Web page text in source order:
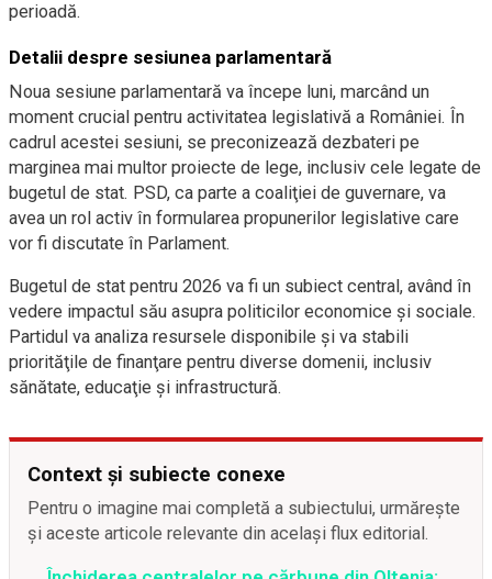
perioadă.
Detalii despre sesiunea parlamentară
Noua sesiune parlamentară va începe luni, marcând un
moment crucial pentru activitatea legislativă a României. În
cadrul acestei sesiuni, se preconizează dezbateri pe
marginea mai multor proiecte de lege, inclusiv cele legate de
bugetul de stat. PSD, ca parte a coaliţiei de guvernare, va
avea un rol activ în formularea propunerilor legislative care
vor fi discutate în Parlament.
Bugetul de stat pentru 2026 va fi un subiect central, având în
vedere impactul său asupra politicilor economice şi sociale.
Partidul va analiza resursele disponibile şi va stabili
priorităţile de finanţare pentru diverse domenii, inclusiv
sănătate, educaţie şi infrastructură.
Context și subiecte conexe
Pentru o imagine mai completă a subiectului, urmărește
și aceste articole relevante din același flux editorial.